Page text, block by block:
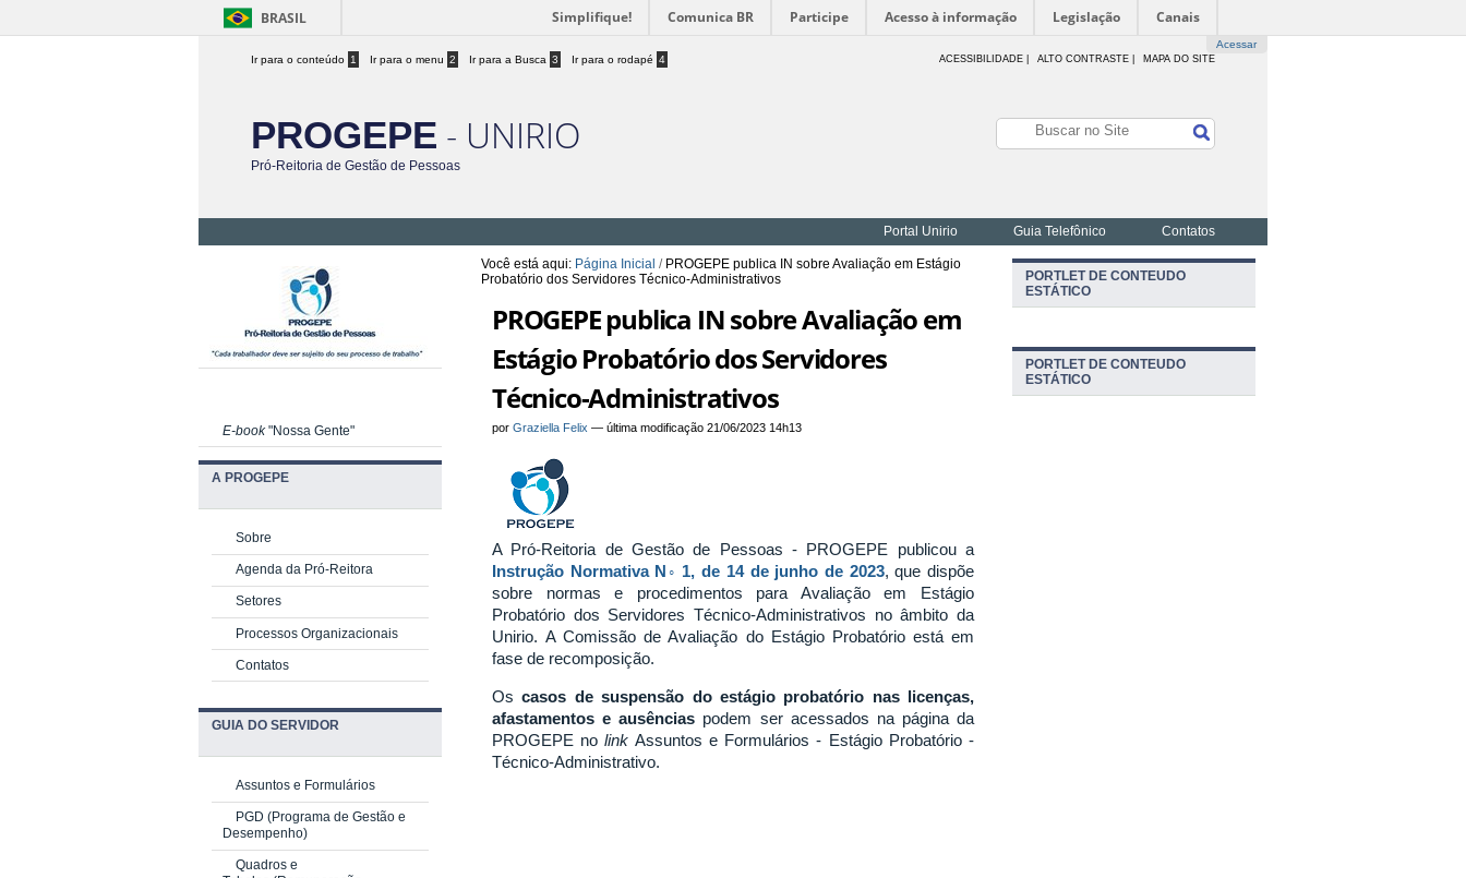
BRASIL Simplifique! Comunica BR Participe Acesso à informação Legislação Canais
Acessar
Ir para o conteúdo 1 Ir para o menu 2 Ir para a Busca 3 Ir para o rodapé 4 ACESSIBILIDADE ALTO CONTRASTE | MAPA DO SITE
PROGEPE - UNIRIO
Pró-Reitoria de Gestão de Pessoas
Portal Unirio Guia Telefônico Contatos
Você está aqui: Página Inicial / PROGEPE publica IN sobre Avaliação em Estágio
Probatório dos Servidores Técnico-Administrativos
PROGEPE publica IN sobre Avaliação em
Estágio Probatório dos Servidores
Técnico-Administrativos
porGraziella Felix —última modificação 21/06/2023 14h13
A Pró-Reitoria de Gestão de Pessoas - PROGEPE publicou a
Instrução Normativa N◦ 1, de 14 de junho de 2023, que dispõe
sobre normas e procedimentos para Avaliação em Estágio
Probatório dos Servidores Técnico-Administrativos no âmbito da
Unirio. A Comissão de Avaliação do Estágio Probatório está em
fase de recomposição.
Oscasos de suspensão doestágio probatório nas licenças,
afastamentos e ausências podem ser acessados na página da
PROGEPE nolink Assuntos e Formulários - Estágio Probatório -
Técnico-Administrativo.
E-book"Nossa Gente"
A PROGEPE
Sobre
Agenda da Pró-Reitora
Setores
Processos Organizacionais
Contatos
GUIA DO SERVIDOR
Assuntos e Formulários
PGD (Programa de Gestão e
Desempenho)
Quadros e
PORTLET DE CONTEUDO
ESTÁTICO
PORTLET DE CONTEUDO
ESTÁTICO